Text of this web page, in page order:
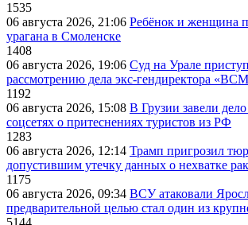
1535
06 августа 2026, 21:06 Ребёнок и женщина
урагана в Смоленске
1408
06 августа 2026, 19:06 Суд на Урале
рассмотрению дела экс-гендиректора
1192
06 августа 2026, 15:08 В Грузии завели
соцсетях о притеснениях туристов из РФ
1283
06 августа 2026, 12:14 Трамп пригрозил
допустившим утечку данных о нехватке
1175
06 августа 2026, 09:34 ВСУ атаковали
предварительной целью стал один из
5144